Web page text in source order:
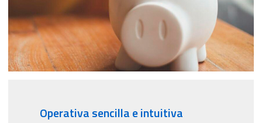
Operativa sencilla e intuitiva